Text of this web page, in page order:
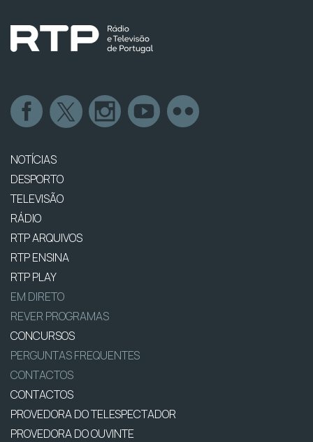
NOTÍCIAS
DESPORTO
TELEVISÃO
RÁDIO
RTP ARQUIVOS
RTP ENSINA
RTP PLAY
EM DIRETO
REVER PROGRAMAS
CONCURSOS
PERGUNTAS FREQUENTES
CONTACTOS
CONTACTOS
PROVEDORA DO TELESPECTADOR
PROVEDORA DO OUVINTE